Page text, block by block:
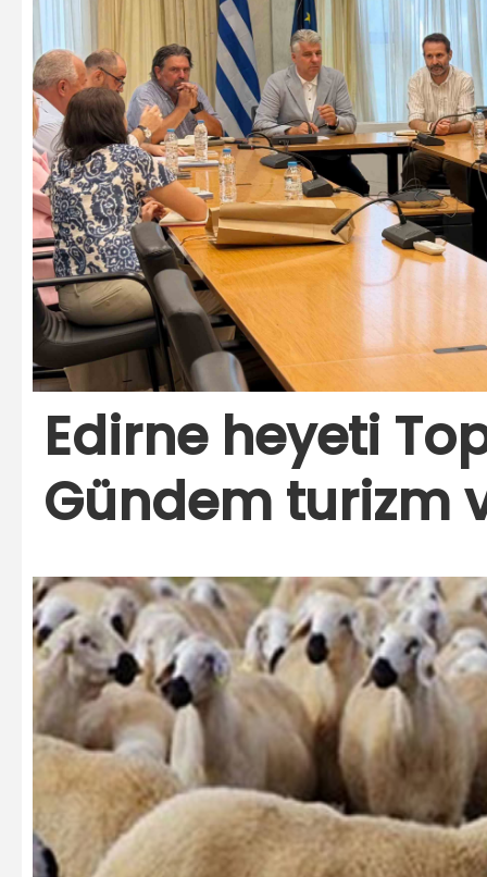
Edirne heyeti
Gündem turizm